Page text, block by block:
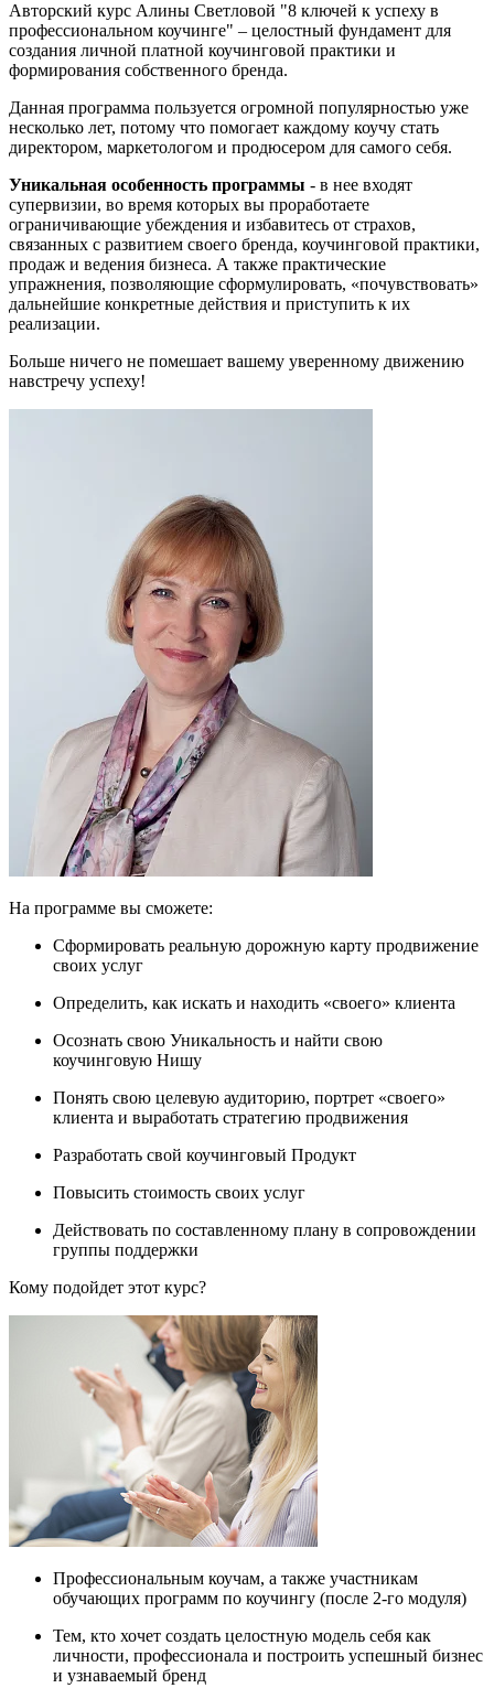
Авторский курс Алины Светловой "8 ключей к успеху в
профессиональном коучинге" – целостный фундамент для
создания личной платной коучинговой практики и
формирования собственного бренда.
Данная программа пользуется огромной популярностью уже
несколько лет, потому что помогает каждому коучу стать
директором, маркетологом и продюсером для самого себя.
Уникальная особенность программы - в нее входят
супервизии, во время которых вы проработаете
ограничивающие убеждения и избавитесь от страхов,
связанных с развитием своего бренда, коучинговой практики,
продаж и ведения бизнеса. А также практические
упражнения, позволяющие сформулировать, «почувствовать»
дальнейшие конкретные действия и приступить к их
реализации.
Больше ничего не помешает вашему уверенному движению
навстречу успеху!
На программе вы сможете:
Сформировать реальную дорожную карту продвижение
своих услуг
Определить, как искать и находить «своего» клиента
Осознать свою Уникальность и найти свою
коучинговую Нишу
Понять свою целевую аудиторию, портрет «своего»
клиента и выработать стратегию продвижения
Разработать свой коучинговый Продукт
Повысить стоимость своих услуг
Действовать по составленному плану в сопровождении
группы поддержки
Кому подойдет этот курс?
Профессиональным коучам, а также участникам
обучающих программ по коучингу (после 2-го модуля)
Тем, кто хочет создать целостную модель себя как
личности, профессионала и построить успешный бизнес
и узнаваемый бренд